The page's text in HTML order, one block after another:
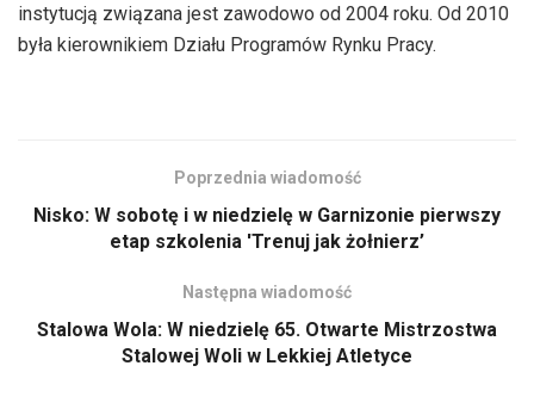
instytucją związana jest zawodowo od 2004 roku. Od 2010
była kierownikiem Działu Programów Rynku Pracy.
Poprzednia wiadomość
Nisko: W sobotę i w niedzielę w Garnizonie pierwszy
etap szkolenia 'Trenuj jak żołnierz’
Następna wiadomość
Stalowa Wola: W niedzielę 65. Otwarte Mistrzostwa
Stalowej Woli w Lekkiej Atletyce